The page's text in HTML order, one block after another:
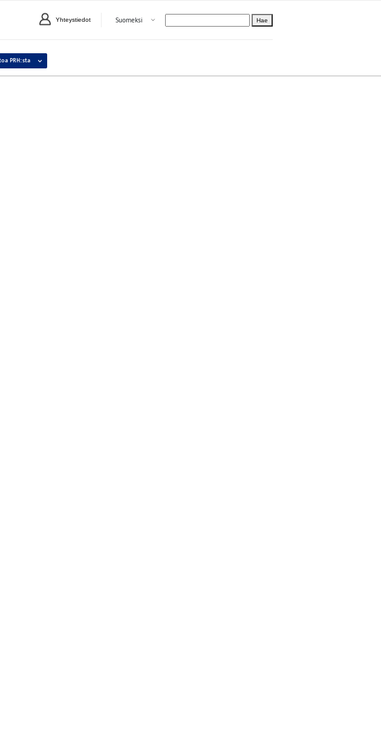
Yhteystiedot Valitse kieli
Suomeksi Avaa valikko Hae
kohteelle Tilintarkastusvalvonta
PRH:sta Avaa alavalikko kohteelle Tietoa PRH:sta